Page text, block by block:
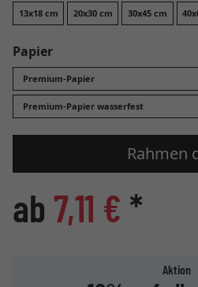
13x18 cm 20x30 cm 30x45 cm
Papier
Premium-Papier
Premium-Papier wasserfest
Rahmen
ab 7,11 € *
Aktion